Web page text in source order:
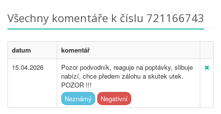
Všechny komentáře k číslu 721166743
datum
komentář
15.04.2026
Pozor podvodník, reaguje na poptávky, slibuje
nabízí, chce předem zálohu a skutek utek.
POZOR !!!
Neznámý
Negativní